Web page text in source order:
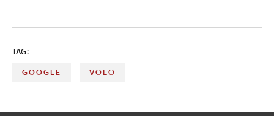
TAG:
GOOGLE VOLO